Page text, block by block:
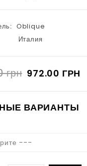
Oblique
Италия
грн 972.00 ГРН
ВАРИАНТЫ
---